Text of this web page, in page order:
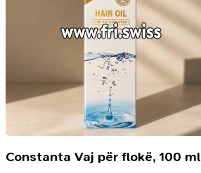
Constanta Vaj për flokë, 100 ml